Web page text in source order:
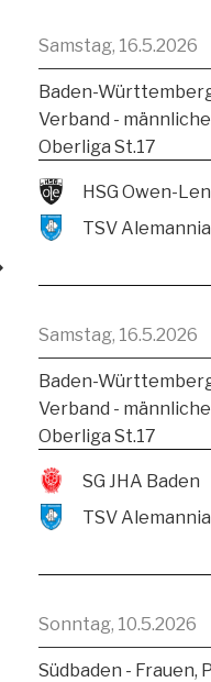
Samstag, 16.5.2026
Baden-
Verband -
Oberliga St.17
HSG Owen-
Samstag, 16.5.2026
Baden-
Verband -
Oberliga St.17
SG JHA Baden
Sonntag, 10.5.2026
Südbaden - Frauen,